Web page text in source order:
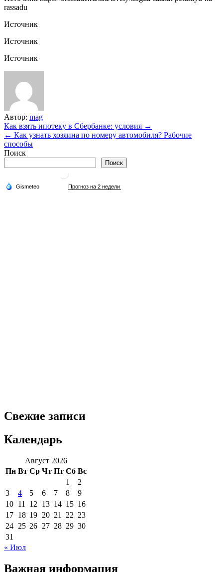
rassadu
Источник
Источник
Источник
Автор: mag
Навигация
по
записям
Как взять ипотеку в Сбербанке: условия →
← Как узнать хозяина по номеру автомобиля? Рабочие
способы
Поиск
Поиск
Свежие записи
Календарь
Август 2026
Пн Вт Ср Чт Пт Сб Вс
1
2
3
4 5 6 7 8
9
10 11 12 13 14 15 16
17 18 19 20 21 22 23
24 25 26 27 28 29 30
31
« Июл
Важная информация